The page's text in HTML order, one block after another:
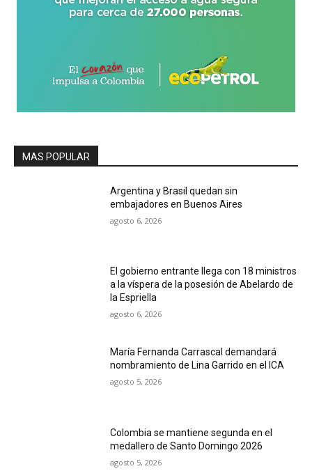
MAS POPULAR
Argentina y Brasil quedan sin
embajadores en Buenos Aires
agosto 6, 2026
El gobierno entrante llega con 18 ministros
a la víspera de la posesión de Abelardo de
la Espriella
agosto 6, 2026
María Fernanda Carrascal demandará
nombramiento de Lina Garrido en el ICA
agosto 5, 2026
Colombia se mantiene segunda en el
medallero de Santo Domingo 2026
agosto 5, 2026